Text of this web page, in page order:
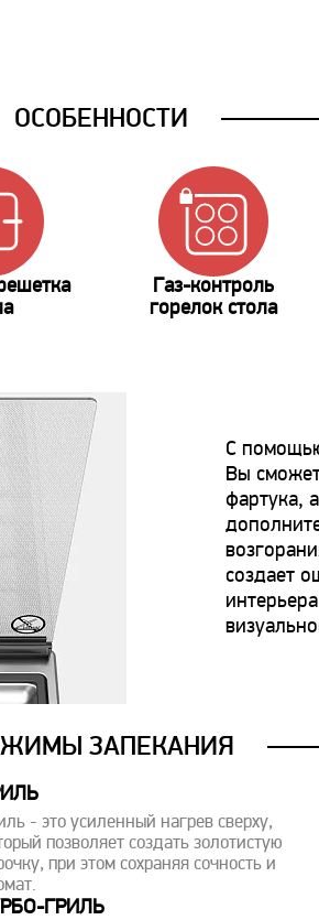
ОСОБЕННОСТИ
Газ-контроль
горелок стола
С
Вы
фартука,
создает
ЗАПЕКАНИЯ
- это усиленный нагрев сверху,
позволяет создать золотистую
при этом сохраняя сочность и
ГРИЛЬ